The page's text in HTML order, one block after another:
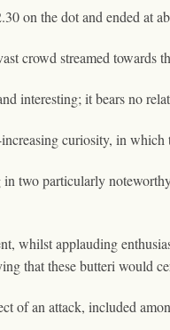
on the dot and ended at
crowd streamed
interesting; it bears no
curiosity, in
two particularly
whilst applauding
that these butteri would
of an attack, included